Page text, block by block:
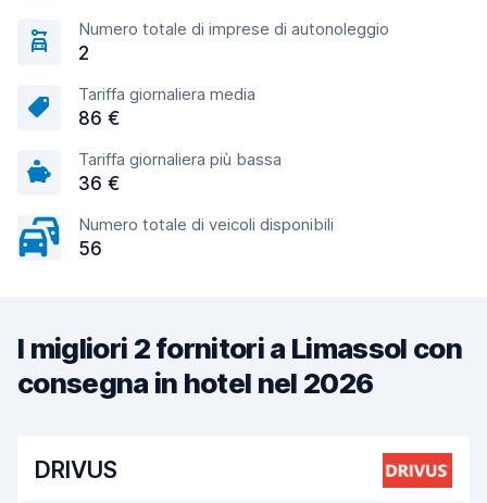
Numero totale di imprese di autonoleggio
2
Tariffa giornaliera media
86 €
Tariffa giornaliera più bassa
36 €
Numero totale di veicoli disponibili
56
I migliori 2 fornitori a Limassol con
consegna in hotel nel 2026
DRIVUS